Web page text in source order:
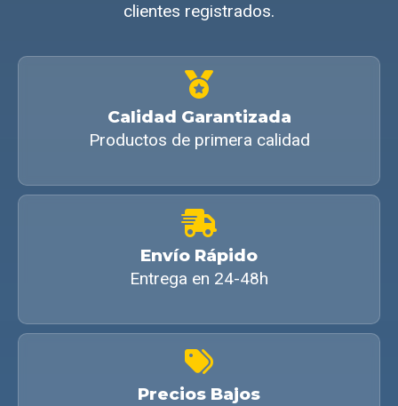
clientes registrados.
Calidad Garantizada
Productos de primera calidad
Envío Rápido
Entrega en 24-48h
Precios Bajos